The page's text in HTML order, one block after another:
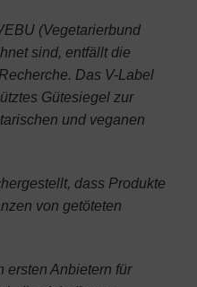
(Vegetarierbund
sind, entfällt die
Das V-Label
Gütesiegel zur
und veganen
dass Produkte
von getöteten
ersten Anbietern für